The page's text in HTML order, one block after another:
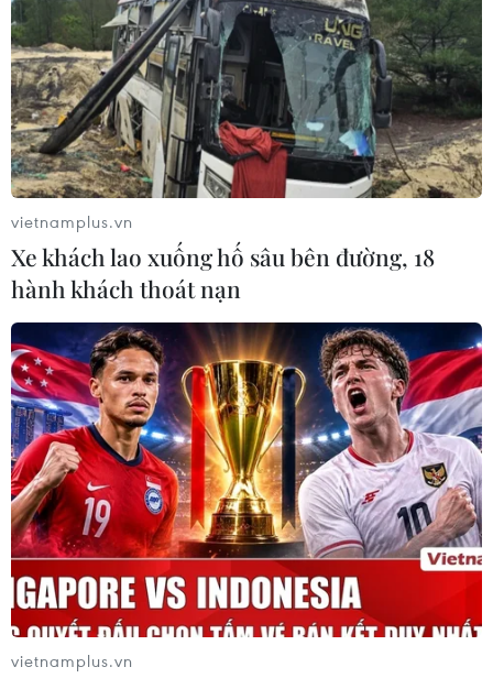
Sáng mùng 5 Tết, có 2 ca mắc COVID-19
mới ở Hải Dương
15/02/2021 23:13
Cả 2 ca bệnh (BN2270-BN2271) đều là F1 đã được cách
ly trước đó, trong đó BN2270 liên quan ổ dịch huyện
Cẩm Giàng và BN2271 liên quan ổ dịch huyện Kinh
Môn.
vietnamplus.vn
Xe khách lao xuống hố sâu bên đường, 18
hành khách thoát nạn
vietnamplus.vn